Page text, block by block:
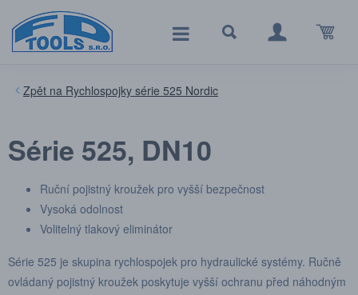
Rychlospojky série 525 Nordic
Série 525, DN10
Ruční pojistný kroužek pro vyšší bezpečnost
Vysoká odolnost
Volitelný tlakový eliminátor
Série 525 je skupina rychlospojek pro hydraulické systémy. Ručně
ovládaný pojistný kroužek poskytuje vyšší ochranu před náhodným